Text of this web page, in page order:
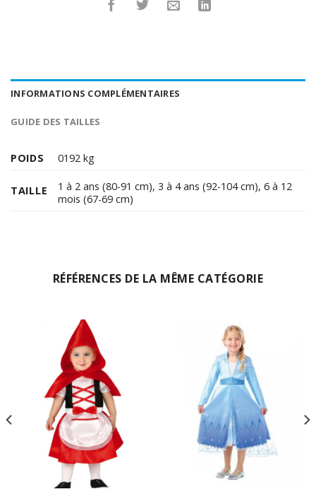
INFORMATIONS COMPLÉMENTAIRES
GUIDE DES TAILLES
POIDS 0192 kg
TAILLE 1 à 2 ans (80-91 cm),3 à 4 ans (92-104 cm),6 à 12
mois (67-69 cm)
RÉFÉRENCES DE LA MÊME CATÉGORIE